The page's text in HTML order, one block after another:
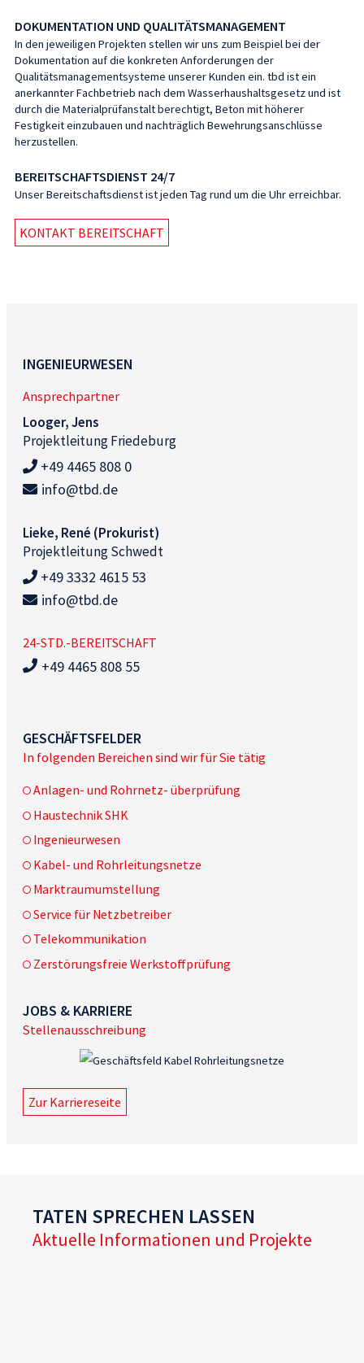
DOKUMENTATION UND QUALITÄTSMANAGEMENT
In den jeweiligen Projekten stellen wir uns zum Beispiel bei der
Dokumentation auf die konkreten Anforderungen der
Qualitätsmanagementsysteme unserer Kunden ein. tbd ist ein
anerkannter Fachbetrieb nach dem Wasserhaushaltsgesetz und ist
durch die Materialprüfanstalt berechtigt, Beton mit höherer
Festigkeit einzubauen und nachträglich Bewehrungsanschlüsse
herzustellen.
BEREITSCHAFTSDIENST 24/7
Unser Bereitschaftsdienst ist jeden Tag rund um die Uhr erreichbar.
KONTAKT BEREITSCHAFT
INGENIEURWESEN
Ansprechpartner
Looger, Jens
Projektleitung Friedeburg
+49 4465 808 0
info@tbd.de
Lieke, René (Prokurist)
Projektleitung Schwedt
+49 3332 4615 53
info@tbd.de
24-STD.-BEREITSCHAFT
+49 4465 808 55
GESCHÄFTSFELDER
In folgenden Bereichen sind wir für Sie tätig
Anlagen- und Rohrnetz- überprüfung
Haustechnik SHK
Ingenieurwesen
Kabel- und Rohrleitungsnetze
Marktraumumstellung
Service für Netzbetreiber
Telekommunikation
Zerstörungsfreie Werkstoffprüfung
JOBS & KARRIERE
Stellenausschreibung
Zur Karriereseite
TATEN SPRECHEN LASSEN
Aktuelle Informationen und Projekte